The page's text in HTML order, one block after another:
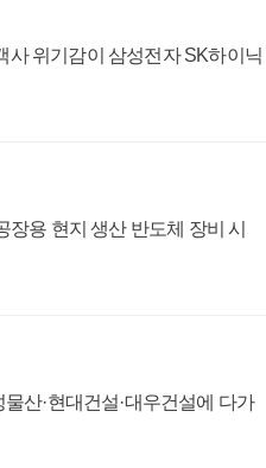
사 위기감이 삼성전자 SK하이닉
용 현지 생산 반도체 장비 시
산·현대건설·대우건설에 다가